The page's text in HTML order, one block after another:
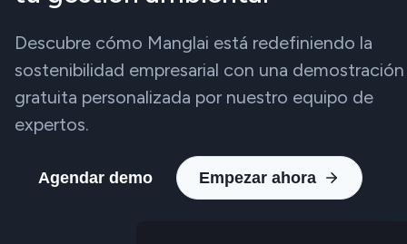
Descubre cómo Manglai está redefiniendo la
sostenibilidad empresarial con una demostración
gratuita personalizada por nuestro equipo de
expertos.
Agendar demo Empezar ahora